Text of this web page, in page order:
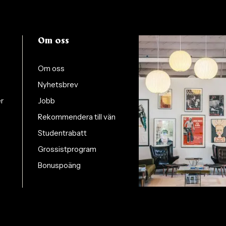
Om oss
Om oss
Nyhetsbrev
Jobb
Rekommendera till vän
Studentrabatt
Grossistprogram
Bonuspoäng